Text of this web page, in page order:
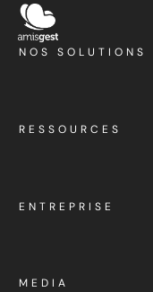
NOS SOLUTIONS
RESSOURCES
ENTREPRISE
MEDIA